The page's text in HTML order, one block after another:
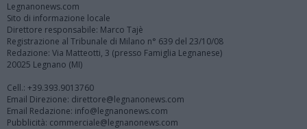
Legnanonews.com
Sito di informazione locale
Direttore responsabile: Marco Tajè
Registrazione al Tribunale di Milano n° 639 del 23/10/08
Redazione: Via Matteotti, 3 (presso Famiglia Legnanese)
20025 Legnano (MI)
Cell.: +39.393.9013760
Email Direzione: direttore@legnanonews.com
Email Redazione: info@legnanonews.com
Pubblicità: commerciale@legnanonews.com